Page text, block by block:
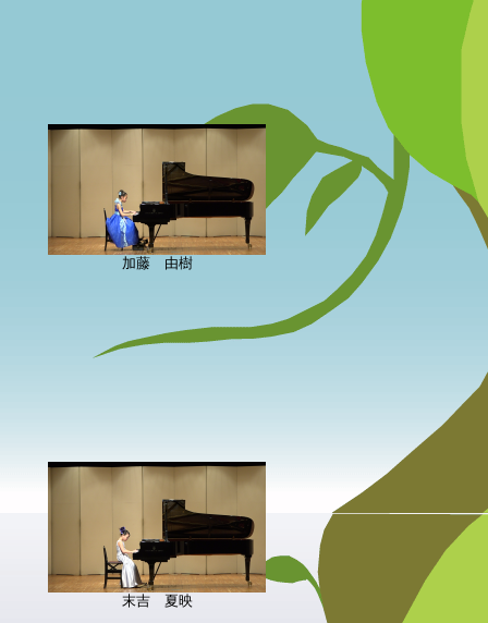
加藤 由樹
末吉 夏映